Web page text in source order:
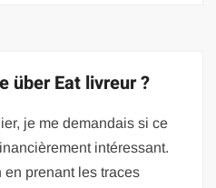
über Eat livreur ?
je me demandais si ce
intéressant.
en prenant les traces